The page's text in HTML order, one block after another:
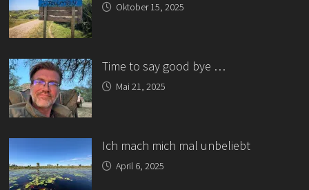
Oktober 15, 2025
Time to say good bye …
Mai 21, 2025
Ich mach mich mal unbeliebt
April 6, 2025